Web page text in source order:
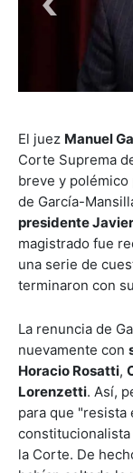
El juez Manuel
Corte Suprema
breve y
de García-
presidente
magistrado fue
una serie de
terminaron con
La renuncia de
nuevamente con
Horacio Rosatti,
Lorenzetti. Así,
para que "resista
la Corte. De